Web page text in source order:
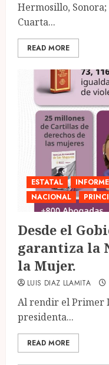
Hermosillo,
Cuarta...
READ MORE
ESTATAL
NACIONAL
Desde el
garantiza la
la Mujer.
LUIS DIAZ LLAMITA
Al rendir el Primer
presidenta...
READ MORE